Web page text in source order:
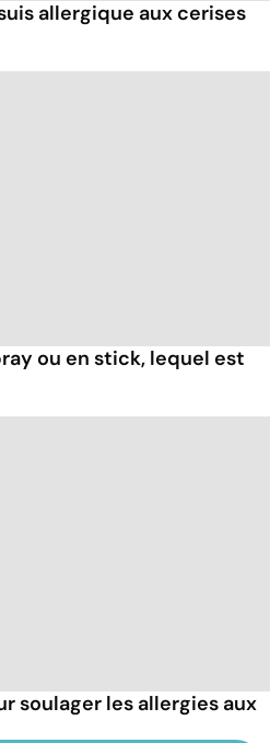
allergique aux cerises
ou en stick, lequel est
soulager les allergies aux